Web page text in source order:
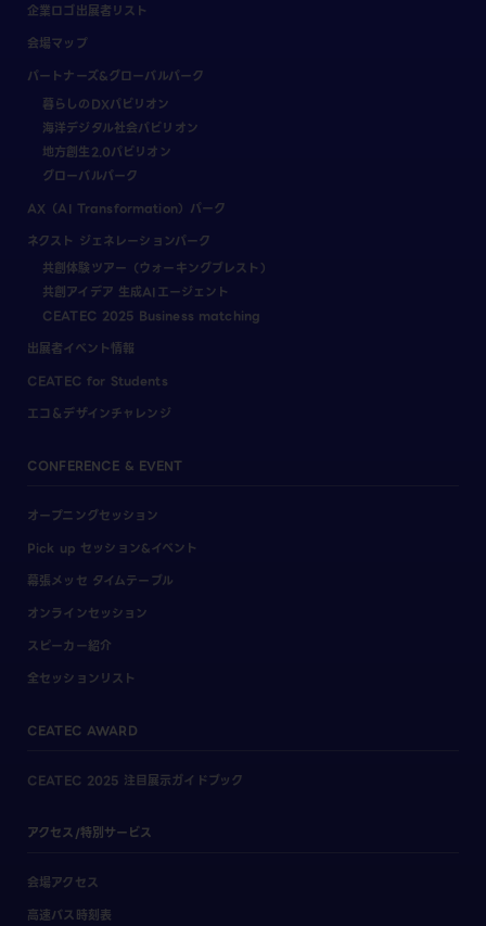
企業ロゴ出展者リスト
会場マップ
パートナーズ&グローバルパーク
暮らしのDXパビリオン
海洋デジタル社会パビリオン
地方創生2.0パビリオン
グローバルパーク
AX（AI Transformation）パーク
ネクスト ジェネレーションパーク
共創体験ツアー（ウォーキングブレスト）
共創アイデア 生成AIエージェント
CEATEC 2025 Business matching
出展者イベント情報
CEATEC for Students
エコ＆デザインチャレンジ
CONFERENCE & EVENT
オープニングセッション
Pick up セッション&イベント
幕張メッセ タイムテーブル
オンラインセッション
スピーカー紹介
全セッションリスト
CEATEC AWARD
CEATEC 2025 注目展示ガイドブック
アクセス/特別サービス
会場アクセス
高速バス時刻表